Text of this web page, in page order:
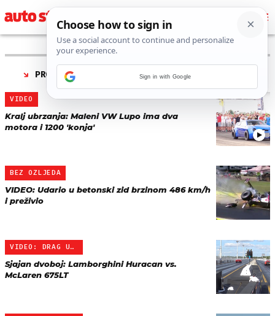
PRONAĐENO 5 REZULTATA ZA TAG “
VIDEO
Kralj ubrzanja: Maleni VW Lupo ima dva
motora i 1200 'konja'
BEZ OZLJEDA
VIDEO: Udario u betonski zid brzinom 486 km/h
i preživio
VIDEO: DRAG UTRKA
Sjajan dvoboj: Lamborghini Huracan vs.
McLaren 675LT
Sign in with Google